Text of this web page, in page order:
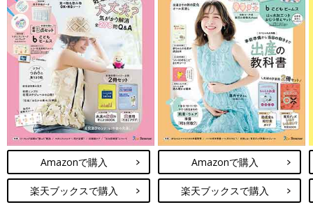
Amazonで購入
楽天ブックスで購入
Amazonで購入
楽天ブックスで購入